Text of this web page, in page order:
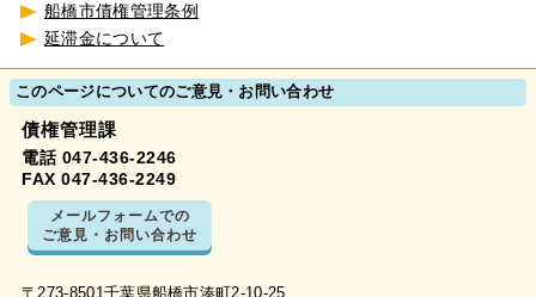
船橋市債権管理条例
延滞金について
このページについてのご意見・お問い合わせ
債権管理課
電話 047-436-2246
FAX 047-436-2249
メールフォームでの
ご意見・お問い合わせ
〒273-8501千葉県船橋市湊町2-10-25